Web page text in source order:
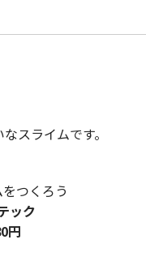
スライムです。
ック
円